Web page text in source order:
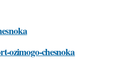
ozimogo-chesnoka